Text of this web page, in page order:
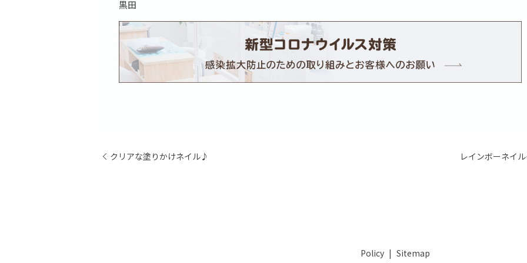
黒田
クリアな塗りかけネイル♪ レインボーネイル
Policy Sitemap